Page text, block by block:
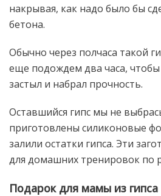
накрывая, как надо было бы
бетона.
Обычно через полчаса такой
еще подождем два часа,
застыл и набрал прочность.
Оставшийся гипс мы не
приготовлены силиконовые
залили остатки гипса. Эти
для домашних тренировок по
Подарок для мамы из гипса